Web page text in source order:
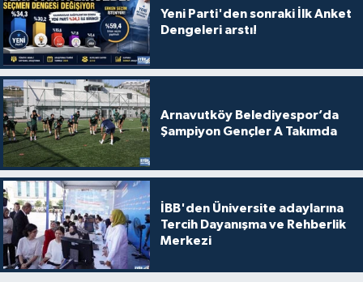
Yeni Parti'den sonraki İlk Anket
Dengeleri arstı!
Arnavutköy Belediyespor’da
Şampiyon Gençler A Takımda
İBB'den Üniversite adaylarına
Tercih Dayanışma ve Rehberlik
Merkezi